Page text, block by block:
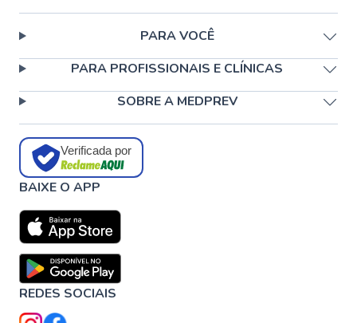
PARA VOCÊ
PARA PROFISSIONAIS E CLÍNICAS
SOBRE A MEDPREV
Verificada por
BAIXE O APP
REDES SOCIAIS